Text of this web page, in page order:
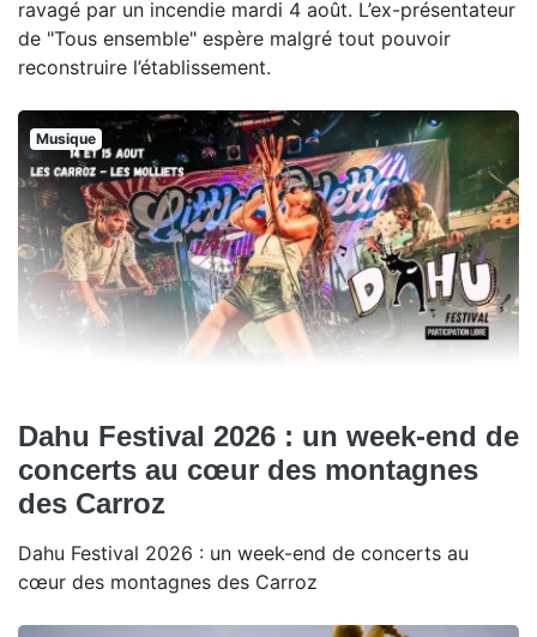
ravagé par un incendie mardi 4 août. L’ex-présentateur
de "Tous ensemble" espère malgré tout pouvoir
reconstruire l’établissement.
Musique
Dahu Festival 2026 : un week-end de
concerts au cœur des montagnes
des Carroz
Dahu Festival 2026 : un week-end de concerts au
cœur des montagnes des Carroz